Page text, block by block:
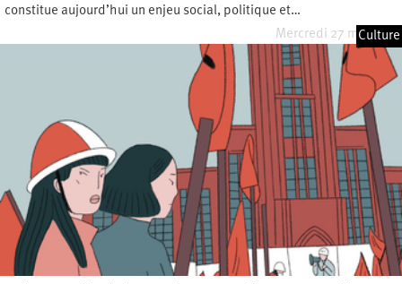
constitue aujourd’hui un enjeu social, politique et…
Mercredi 27 mai 2026
Culture